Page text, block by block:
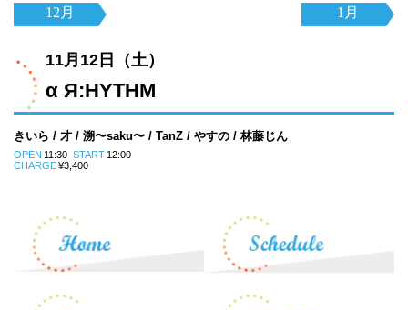
12月
1月
11月12日（土）
α Я:HYTHM
きいら / 才 / 溯〜saku〜 / TanZ / やすの / 林藤じん
OPEN 11:30 START 12:00
CHARGE¥3,400